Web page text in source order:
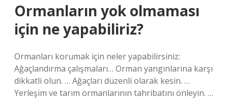
Ormanların yok olmaması
için ne yapabiliriz?
Ormanları korumak için neler yapabilirsiniz:
Ağaçlandırma çalışmaları… Orman yangınlarına karşı
dikkatli olun. … Ağaçları düzenli olarak kesin. …
Yerleşim ve tarım ormanlarının tahribatını önleyin. …